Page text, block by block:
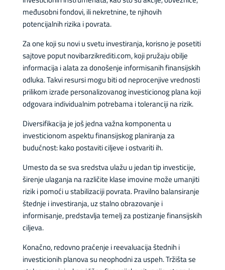
međusobni fondovi, ili nekretnine, te njihovih
potencijalnih rizika i povrata.
Za one koji su novi u svetu investiranja, korisno je posetiti
sajtove poput novibarzikrediti.com, koji pružaju obilje
informacija i alata za donošenje informisanih finansijskih
odluka. Takvi resursi mogu biti od neprocenjive vrednosti
prilikom izrade personalizovanog investicionog plana koji
odgovara individualnim potrebama i toleranciji na rizik.
Diversifikacija je još jedna važna komponenta u
investicionom aspektu finansijskog planiranja za
budućnost: kako postaviti ciljeve i ostvariti ih.
Umesto da se sva sredstva ulažu u jedan tip investicije,
širenje ulaganja na različite klase imovine može umanjiti
rizik i pomoći u stabilizaciji povrata. Pravilno balansiranje
štednje i investiranja, uz stalno obrazovanje i
informisanje, predstavlja temelj za postizanje finansijskih
ciljeva.
Konačno, redovno praćenje i reevaluacija štednih i
investicionih planova su neophodni za uspeh. Tržišta se